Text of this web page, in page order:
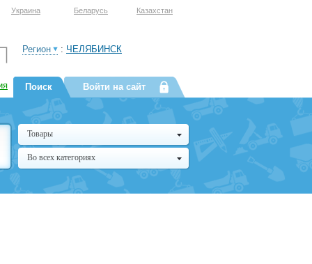
Украина Беларусь Казахстан
Регион : ЧЕЛЯБИНСК
Поиск Войти на сайт
Товары
Во всех категориях